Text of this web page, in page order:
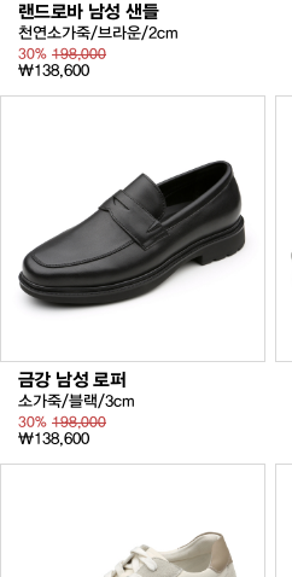
랜드로바 남성 샌들
천연소가죽/브라운/2cm
30% 198,000
₩138,600
금강 남성 로퍼
소가죽/블랙/3cm
30% 198,000
₩138,600